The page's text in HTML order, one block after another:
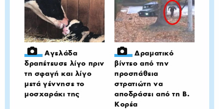
Αγελάδα
δραπέτευσε λίγο πριν
τη σφαγή και λίγο
μετά γέννησε το
μοσχαράκι της
Δραματικό
βίντεο από την
προσπάθεια
στρατιώτη να
αποδράσει από τη Β.
Κορέα